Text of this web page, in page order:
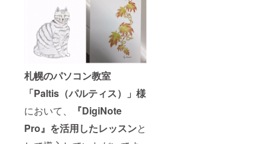
札幌のパソコン教室
「Paltis（パルティス）」様
において、
『DigiNote
Pro』を活用したレッスンと